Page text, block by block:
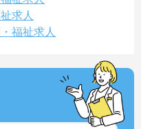
求人
福祉求人